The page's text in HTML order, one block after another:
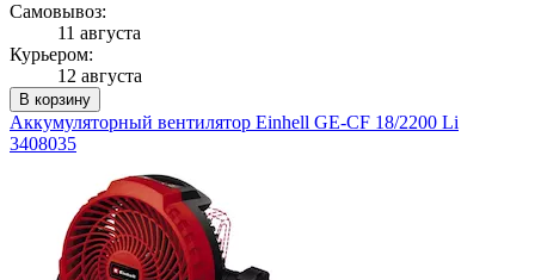
Самовывоз:
11 августа
Курьером:
12 августа
В корзину
Аккумуляторный вентилятор Einhell GE-CF 18/2200 Li
3408035